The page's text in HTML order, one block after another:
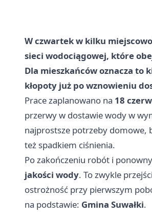
W czwartek w kilku
sieci wodociągowej, które
Dla mieszkańców oznacza to
kłopoty już po wznowieniu
Prace zaplanowano na 18
przerwy w dostawie wody w
najprostsze potrzeby domowe,
też spadkiem ciśnienia.
Po zakończeniu robót i
jakości wody. To zwykle
ostrożność przy pierwszym
na podstawie: Gmina Suwałki.